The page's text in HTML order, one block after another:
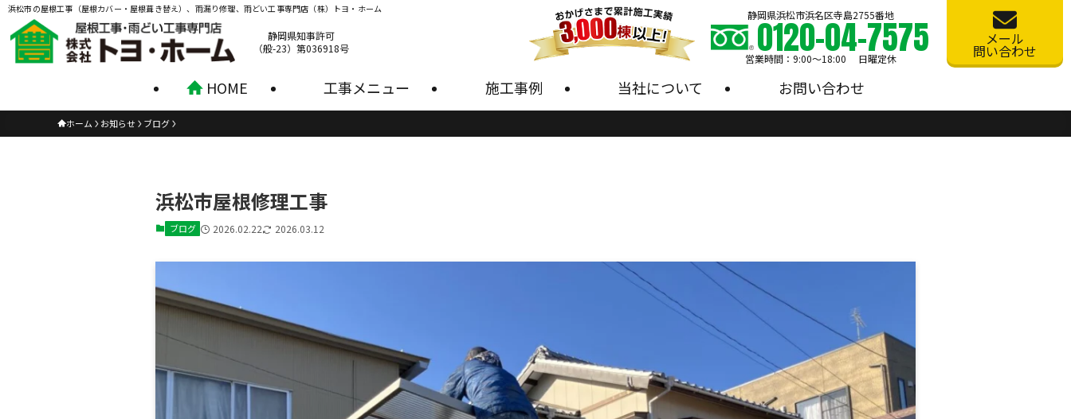
浜松市の屋根工事（屋根カバー・屋根葺き替え）、雨漏り修理、雨どい工事専門店（株）トヨ・ホーム
HOME 工事メニュー 施工事例 当社について お問い合わせ
静岡県知事許可
（般-23）第036918号
静岡県浜松市浜名区寺島2755番地
0120-04-7575
営業時間：9:00〜18:00 日曜定休
メール
問い合わせ
ホーム お知らせ ブログ
浜松市屋根修理工事
ブログ 2026.02.22 2026.03.12